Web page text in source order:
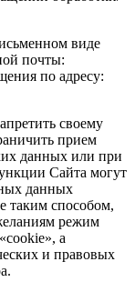
виде
почты:
по адресу:
своему
прием
данных или при
Сайта могут
данных
таким способом,
режим
а
и правовых